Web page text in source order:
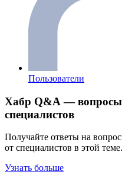
Пользователи
Хабр Q&A — вопросы
специалистов
Получайте ответы на
от специалистов в этой теме.
Узнать больше